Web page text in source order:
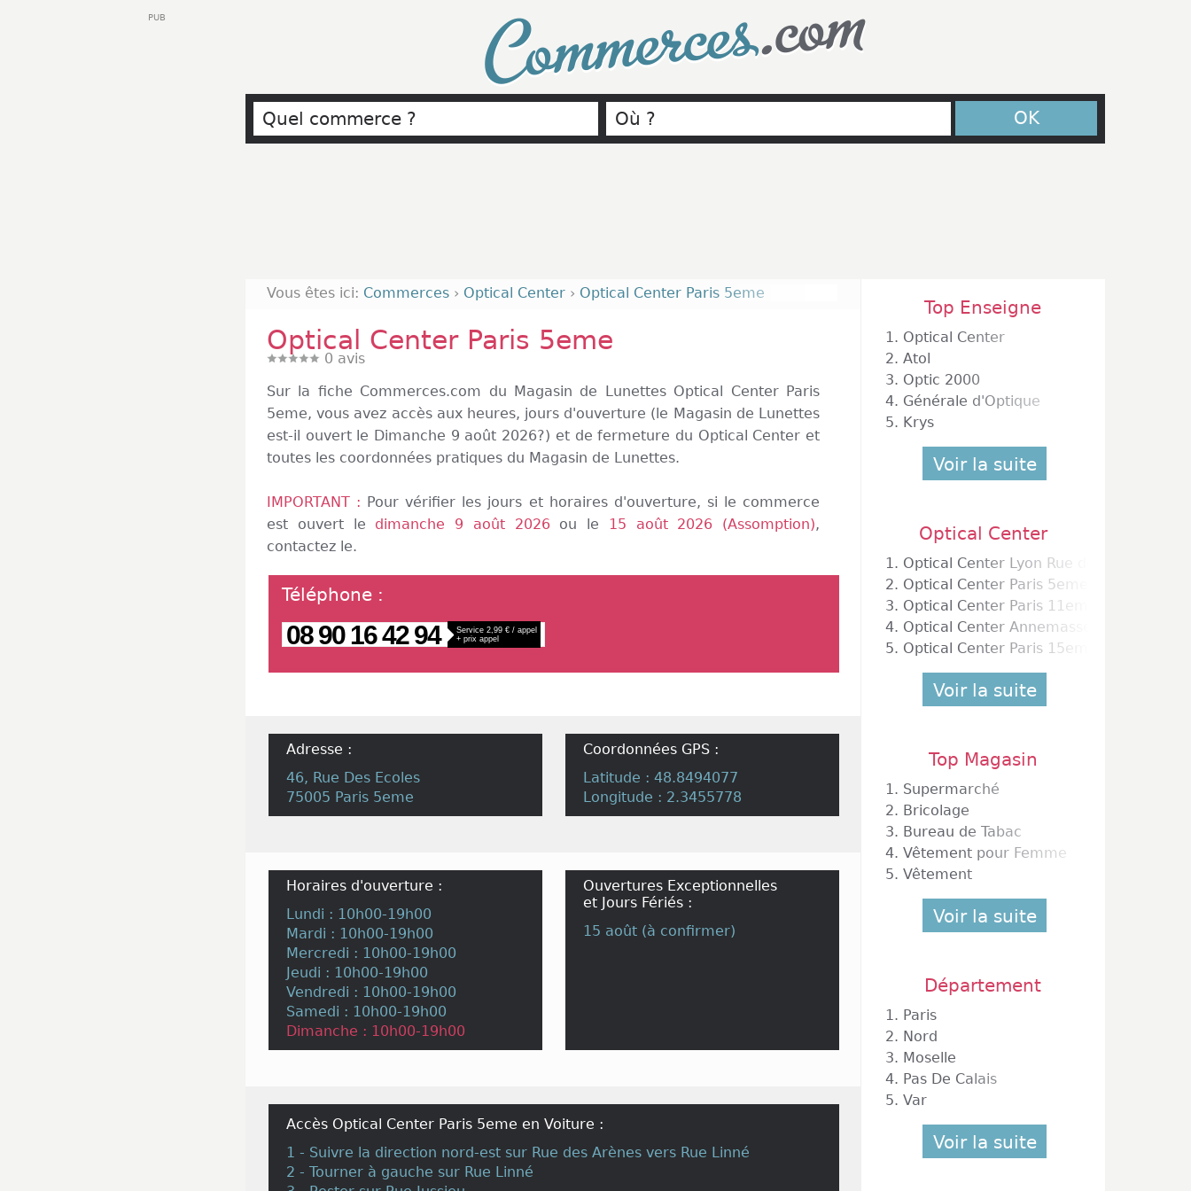
Commerces.com
OK
Vous êtes ici: Commerces › Optical Center › Optical Center Paris 5eme
Optical Center Paris 5eme
0 avis
Sur la fiche Commerces.com du Magasin de Lunettes Optical Center Paris
5eme, vous avez accès aux heures, jours d'ouverture (le Magasin de Lunettes
est-il ouvert le Dimanche 9 août 2026?) et de fermeture du Optical Center et
toutes les coordonnées pratiques du Magasin de Lunettes.
IMPORTANT : Pour vérifier les jours et horaires d'ouverture, si le commerce
est ouvert le dimanche 9 août 2026ou le 15 août 2026 (Assomption),
contactez le.
Téléphone :
08 90 16 42 94
Service 2,99 € / appel
+ prix appel
Adresse :
46, Rue Des Ecoles
75005 Paris 5eme
Coordonnées GPS :
Latitude : 48.8494077
Longitude : 2.3455778
Horaires d'ouverture :
Lundi : 10h00-19h00
Mardi : 10h00-19h00
Mercredi : 10h00-19h00
Jeudi : 10h00-19h00
Vendredi : 10h00-19h00
Samedi : 10h00-19h00
Dimanche : 10h00-19h00
Ouvertures Exceptionnelles
et Jours Fériés :
15 août (à confirmer)
Accès Optical Center Paris 5eme en Voiture :
1 - Suivre la direction nord-est sur Rue des Arènes vers Rue Linné
2 - Tourner à gauche sur Rue Linné
Top Enseigne
1. Optical Center
2. Atol
3. Optic 2000
4. Générale d'Optique
5. Krys
Voir la suite
Optical Center
1. Optical Center Lyon Rue de la Bourse
2. Optical Center Paris 5eme
3. Optical Center Paris 11eme
4. Optical Center Annemasse
5. Optical Center Paris 15eme
Voir la suite
Top Magasin
1. Supermarché
2. Bricolage
3. Bureau de Tabac
4. Vêtement pour Femme
5. Vêtement
Voir la suite
Département
1. Paris
2. Nord
3. Moselle
4. Pas De Calais
5. Var
Voir la suite
PUB